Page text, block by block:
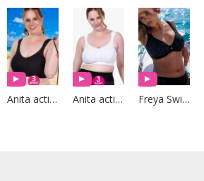
Anita active Anita active Freya Swim